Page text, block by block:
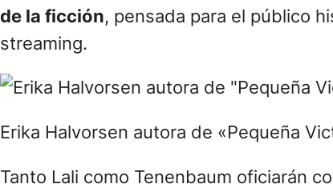
de la ficción, pensada para el público
streaming.
Erika Halvorsen autora de «Pequeña
Tanto Lali como Tenenbaum oficiarán